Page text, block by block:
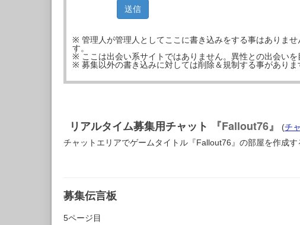
※ 管理人が管理人としてここに書き込みをする事はありま
す。
※ ここは出会い系サイトではありません。異性との出会いを
※ 募集以外の書き込みに対しては削除＆規制する事がありま
リアルタイム募集用チャット 『Fallout76』 (チ
チャットエリアでゲームタイトル『Fallout76』の部屋を作成
募集伝言板
5ページ目